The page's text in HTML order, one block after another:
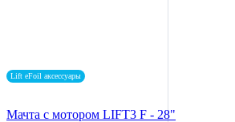
Lift eFoil аксессуары
Мачта с мотором LIFT3 F - 28"